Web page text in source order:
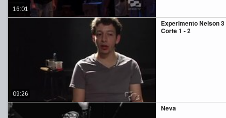
16:01
Experimento Nelson
Corte 1 - 2
09:26
Neva